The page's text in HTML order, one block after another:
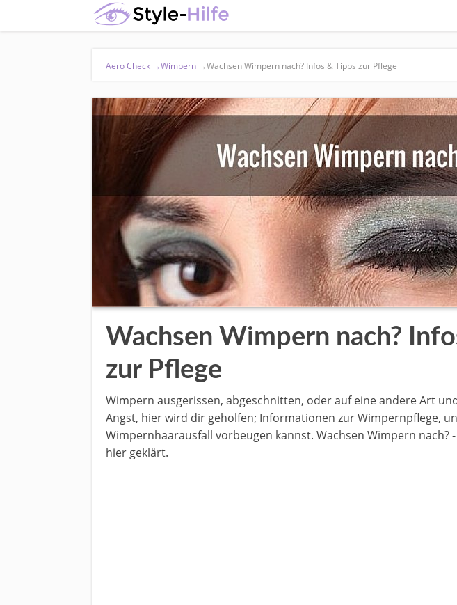
Aero Check →Wimpern →Wachsen Wimpern nach? Infos & Tipps zur Pflege
Wachsen Wimpern nach?
zur Pflege
Wimpern ausgerissen, abgeschnitten, oder auf eine andere Art
Angst, hier wird dir geholfen; Informationen zur Wimpernpflege,
Wimpernhaarausfall vorbeugen kannst. Wachsen Wimpern nach?
hier geklärt.